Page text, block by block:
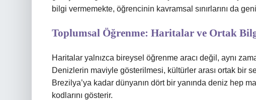
bilgi vermemekte, öğrencinin kavramsal sınırlarını da
Toplumsal Öğrenme: Haritalar ve Ortak
Haritalar yalnızca bireysel öğrenme aracı değil, aynı
Denizlerin maviyle gösterilmesi, kültürler arası ortak bir
Brezilya’ya kadar dünyanın dört bir yanında deniz hep
kodlarını gösterir.